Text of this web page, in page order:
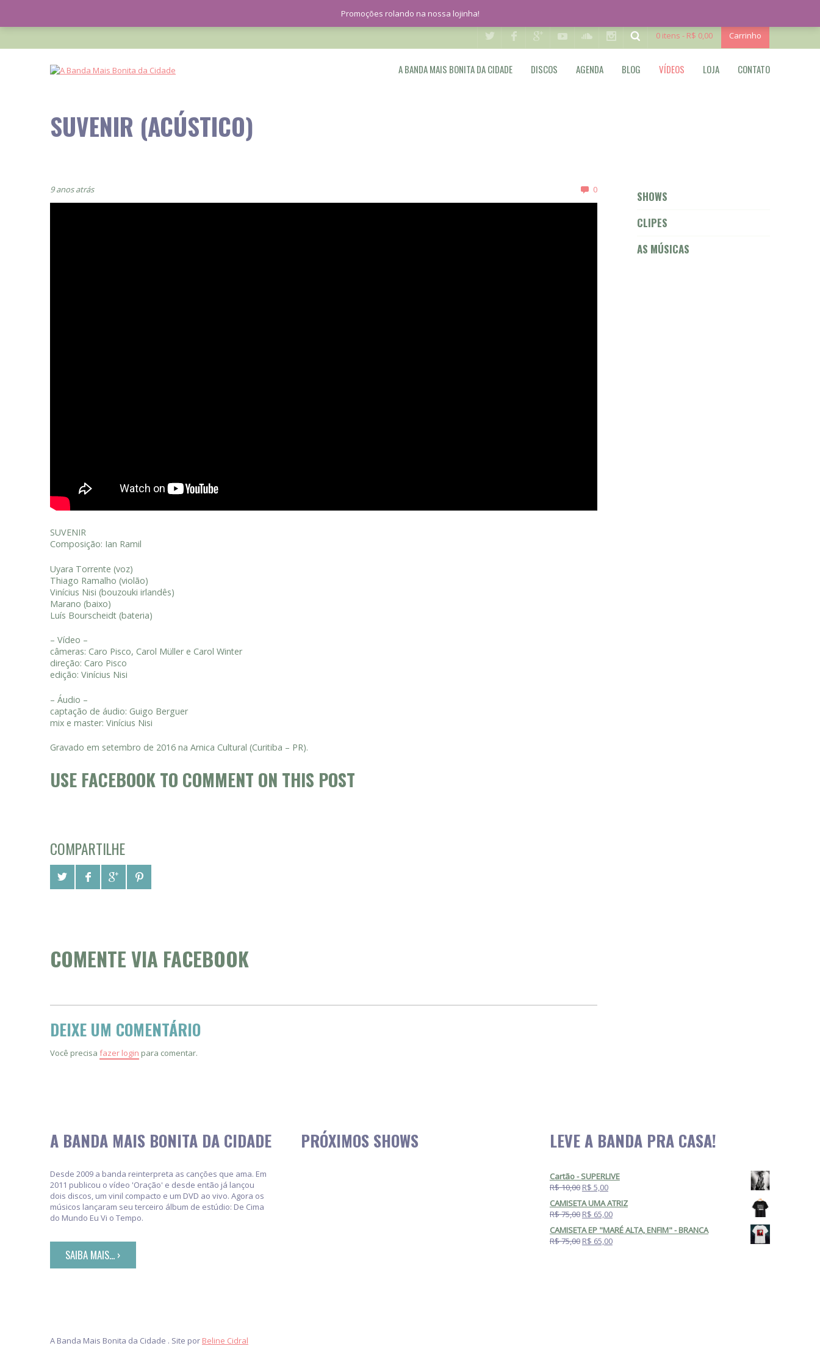
0 itens - R$ 0,00 Carrinho
A BANDA MAIS BONITA DA CIDADE DISCOS AGENDA BLOG VÍDEOS LOJA CONTATO
SUVENIR (ACÚSTICO)
9 anos atrás 0
SUVENIR
Composição: Ian Ramil
Uyara Torrente (voz)
Thiago Ramalho (violão)
Vinícius Nisi (bouzouki irlandês)
Marano (baixo)
Luís Bourscheidt (bateria)
– Vídeo –
câmeras: Caro Pisco, Carol Müller e Carol Winter
direção: Caro Pisco
edição: Vinícius Nisi
– Áudio –
captação de áudio: Guigo Berguer
mix e master: Vinícius Nisi
Gravado em setembro de 2016 na Arnica Cultural (Curitiba – PR).
USE FACEBOOK TO COMMENT ON THIS POST
COMPARTILHE
COMENTE VIA FACEBOOK
DEIXE UM COMENTÁRIO
Você precisa fazer login para comentar.
SHOWS
CLIPES
AS MÚSICAS
A BANDA MAIS BONITA DA CIDADE
Desde 2009 a banda reinterpreta as canções que ama. Em
2011 publicou o vídeo 'Oração' e desde então já lançou
dois discos, um vinil compacto e um DVD ao vivo. Agora os
músicos lançaram seu terceiro álbum de estúdio: De Cima
do Mundo Eu Vi o Tempo.
SAIBA MAIS... ›
PRÓXIMOS SHOWS LEVE A BANDA PRA CASA!
Cartão - SUPERLIVE
R$ 10,00 R$ 5,00
CAMISETA UMA ATRIZ
R$ 75,00 R$ 65,00
CAMISETA EP "MARÉ ALTA, ENFIM" - BRANCA
R$ 75,00 R$ 65,00
A Banda Mais Bonita da Cidade . Site por Beline Cidral
Promoções rolando na nossa lojinha!